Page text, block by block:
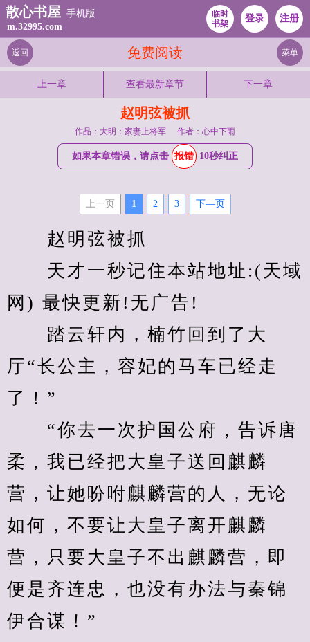
散心书屋 手机版
m.32995.com
临时
书架
登录 注册
免费阅读
返回 菜单
上一章 查看最新章节 下一章
赵明弦被抓
作品：大明：家妻上将军 作者：心中下雨
如果本章错误，请点击 报错 10秒纠正
上一页 1 2 3 下—页
赵明弦被抓
天才一秒记住本站地址:(天域
网) 最快更新!无广告!
踏云轩内，楠竹回到了大
厅“长公主，容妃的马车已经走
了！”
“你去一次护国公府，告诉唐
柔，我已经把大皇子送回麒麟
营，让她吩咐麒麟营的人，无论
如何，不要让大皇子离开麒麟
营，只要大皇子不出麒麟营，即
便是齐连忠，也没有办法与秦锦
伊合谋！”